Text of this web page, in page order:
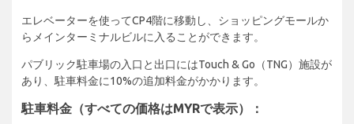
エレベーターを使ってCP4階に移動し、ショッピングモールか
らメインターミナルビルに入ることができます。
パブリック駐車場の入口と出口にはTouch & Go（TNG）施設が
あり、駐車料金に10%の追加料金がかかります。
駐車料金（すべての価格はMYRで表示）：